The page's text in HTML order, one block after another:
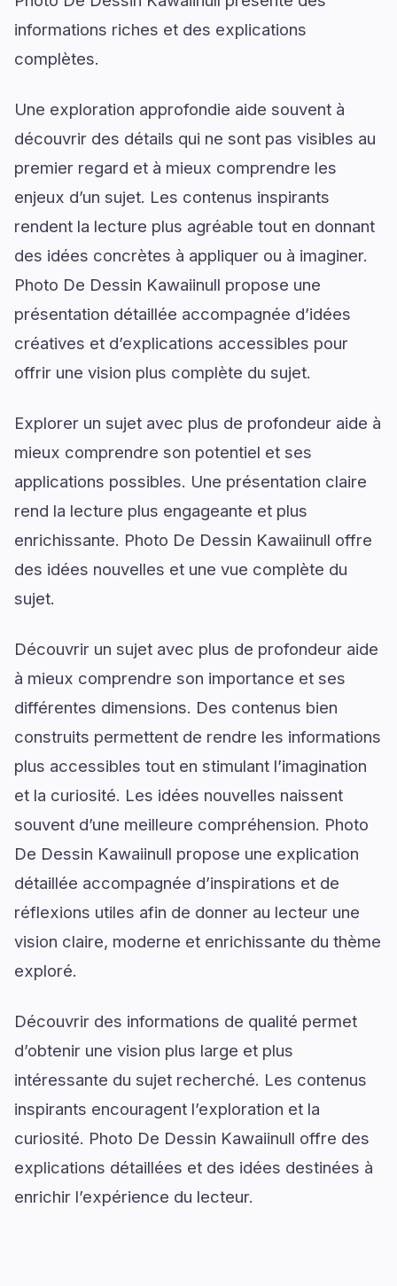
informations riches et des explications
complètes.
Une exploration approfondie aide souvent à
découvrir des détails qui ne sont pas visibles au
premier regard et à mieux comprendre les
enjeux d’un sujet. Les contenus inspirants
rendent la lecture plus agréable tout en donnant
des idées concrètes à appliquer ou à imaginer.
Photo De Dessin Kawaiinull propose une
présentation détaillée accompagnée d’idées
créatives et d’explications accessibles pour
offrir une vision plus complète du sujet.
Explorer un sujet avec plus de profondeur aide à
mieux comprendre son potentiel et ses
applications possibles. Une présentation claire
rend la lecture plus engageante et plus
enrichissante. Photo De Dessin Kawaiinull offre
des idées nouvelles et une vue complète du
sujet.
Découvrir un sujet avec plus de profondeur aide
à mieux comprendre son importance et ses
différentes dimensions. Des contenus bien
construits permettent de rendre les informations
plus accessibles tout en stimulant l’imagination
et la curiosité. Les idées nouvelles naissent
souvent d’une meilleure compréhension. Photo
De Dessin Kawaiinull propose une explication
détaillée accompagnée d’inspirations et de
réflexions utiles afin de donner au lecteur une
vision claire, moderne et enrichissante du thème
exploré.
Découvrir des informations de qualité permet
d’obtenir une vision plus large et plus
intéressante du sujet recherché. Les contenus
inspirants encouragent l’exploration et la
curiosité. Photo De Dessin Kawaiinull offre des
explications détaillées et des idées destinées à
enrichir l’expérience du lecteur.